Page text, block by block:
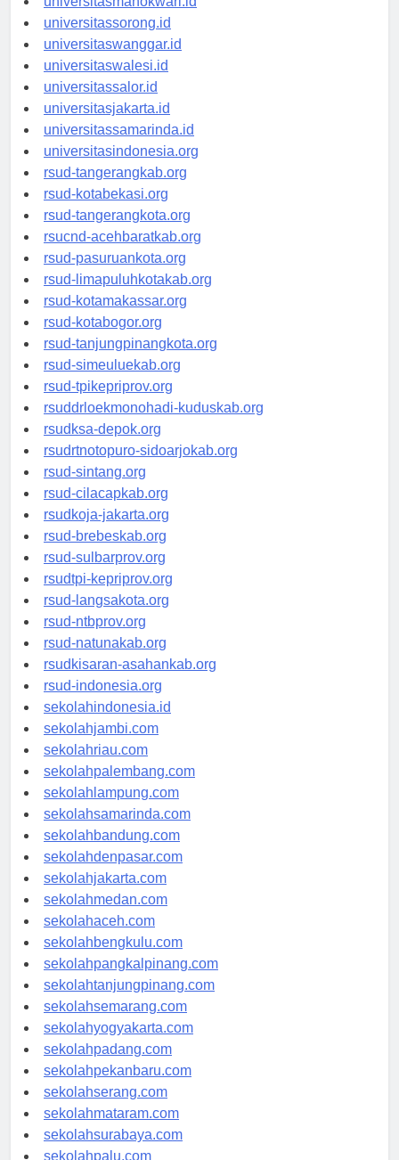
universitasmanokwari.id
universitassorong.id
universitaswanggar.id
universitaswalesi.id
universitassalor.id
universitasjakarta.id
universitassamarinda.id
universitasindonesia.org
rsud-tangerangkab.org
rsud-kotabekasi.org
rsud-tangerangkota.org
rsucnd-acehbaratkab.org
rsud-pasuruankota.org
rsud-limapuluhkotakab.org
rsud-kotamakassar.org
rsud-kotabogor.org
rsud-tanjungpinangkota.org
rsud-simeuluekab.org
rsud-tpikepriprov.org
rsuddrloekmonohadi-kuduskab.org
rsudksa-depok.org
rsudrtnotopuro-sidoarjokab.org
rsud-sintang.org
rsud-cilacapkab.org
rsudkoja-jakarta.org
rsud-brebeskab.org
rsud-sulbarprov.org
rsudtpi-kepriprov.org
rsud-langsakota.org
rsud-ntbprov.org
rsud-natunakab.org
rsudkisaran-asahankab.org
rsud-indonesia.org
sekolahindonesia.id
sekolahjambi.com
sekolahriau.com
sekolahpalembang.com
sekolahlampung.com
sekolahsamarinda.com
sekolahbandung.com
sekolahdenpasar.com
sekolahjakarta.com
sekolahmedan.com
sekolahaceh.com
sekolahbengkulu.com
sekolahpangkalpinang.com
sekolahtanjungpinang.com
sekolahsemarang.com
sekolahyogyakarta.com
sekolahpadang.com
sekolahpekanbaru.com
sekolahserang.com
sekolahmataram.com
sekolahsurabaya.com